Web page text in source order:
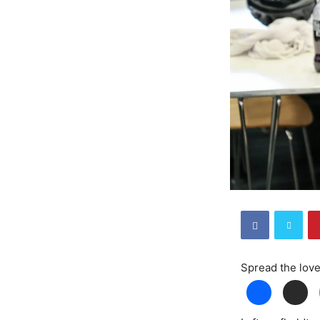
Spread the love